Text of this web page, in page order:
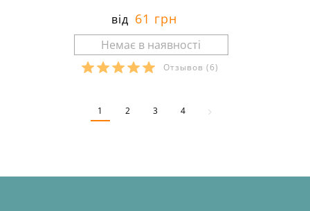
від 61 грн
Отзывов (6)
1 2 3 4